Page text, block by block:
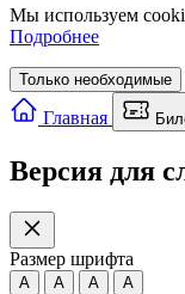
Мы используем
Подробнее
Только необходимые
Главная
Версия для
Размер шрифта
A A A A